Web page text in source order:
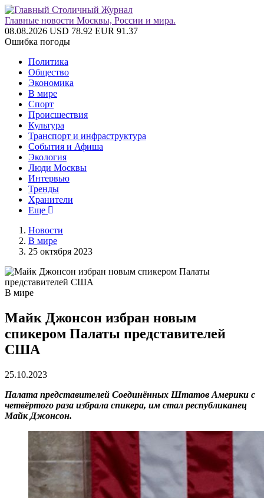
Главные новости Москвы, России и мира.
08.08.2026 USD 78.92 EUR 91.37
Ошибка погоды
Политика
Общество
Экономика
В мире
Спорт
Происшествия
Культура
Транспорт и инфраструктура
События и Афиша
Экология
Люди Москвы
Интервью
Тренды
Хранители
Еще
Новости
В мире
25 октября 2023
В мире
Майк Джонсон избран новым
спикером Палаты представителей
США
25.10.2023
Палата представителей Соединённых Штатов Америки с
четвёртого раза избрала спикера, им стал республиканец
Майк Джонсон.